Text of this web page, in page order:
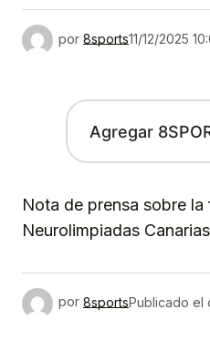
por 8sports11/12/2025
Agregar
Nota de prensa sobre
Neurolimpiadas
por 8sportsPublicado el